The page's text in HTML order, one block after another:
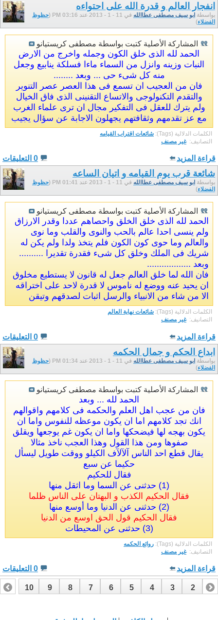
انفجار العالم و قدرة الله على احتواءه
بواسطة ابو سيف مصطفى عطاالله في 11 - 1 - 2013 عند 03:16 PM (
حظوظ
الفضلاء)
المشاركة الأصلية كتبت بواسطة مصطفى كريستيانو
الحمد لله الذى خلق الكون وجمله واخرج من الارض
النبات وزينه وانزل من السماء ماءا فسلكة ينابيع وجعل
منه كل شىء حى ... وبعد ........
فان من العجيب ان تسمع فى هذا العصر عصر التنوير
والتقدم التكنولوجى والاتساع التقنينى الذى فاق الخيال
ولم يترك للعقل فى التفكير مجال ان ترى علماء الغرب
مع عز تقدمهم وثقافتهم يجهلون الاجابة عن سؤال يجيب
الكلمات الدلالية (Tags):
شائعات اقتراب القيامه
التصانيف: ‏غير مصنف
0 التعليقات قراءة المزيد
شائعة قرب يوم القيامه و اتيان الساعه
بواسطة ابو سيف مصطفى عطاالله في 11 - 1 - 2013 عند 01:41 PM (
حظوظ
الفضلاء)
المشاركة الأصلية كتبت بواسطة مصطفى كريستيانو
الحمد لله الذى خلق الخلق واحصاهم عددا وقدر الارزاق
ولم ينسى احدا عالم بالحب والنوى والقلب وما نوى
والعالم وما حوى كون الكون فلم يتخذ ولدا ولم يكن له
شريك فى الملك وخلق كل شىء فقدرة تقديرا ..........
وبعد ..................
فان الله لما خلق العالم جعل له قانون لا يستطيع مخلوق
ان يحيد عنه ووضع له ناموس لا قدرة لاحد على اختراقه
الا من شاء من الانبياء والرسل اثبات لصدقهم وتيقن
الكلمات الدلالية (Tags):
شائعات نهاية العالم
التصانيف: ‏غير مصنف
0 التعليقات قراءة المزيد
ابداع الحكم و جمال الحكمه
بواسطة ابو سيف مصطفى عطاالله في 11 - 1 - 2013 عند 01:34 PM (
حظوظ
الفضلاء)
المشاركة الأصلية كتبت بواسطة مصطفى كريستيانو
الحمد لله ... وبعد
فان من عجب اهل العلم والحكمه فى كلامهم واقوالهم
انك تجد كلامهم اما ان يكون موعظه للنفوس واما ان
يكون بهجه لها فيضحكها واما ان يكون غم يوجعها ويقلق
صفوها ومن هذا القول وهذا العجب ناخذ مثالا
يقال قطع احد الناس آلآلآف الكيلو ووقت طويل ليسأل
حكيما عن سبع
فقال للحكيم
(1) حدثنى عن السما وما اثقل منها
فقال الحكيم الكذب و البهتان على الناس ظلما
(2) حدثنى عن الدنيا وما أوسع منها
فقال الحكيم قول الحق اوسع من الدنيا
(3) حدثنى عن المحيطات
الكلمات الدلالية (Tags):
روائع الحكمه
التصانيف: ‏غير مصنف
0 التعليقات قراءة المزيد
1
2
3
4
5
6
7
8
9
10